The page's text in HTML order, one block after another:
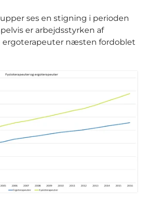
ses en stigning i perioden
er arbejdsstyrken af
ergoterapeuter næsten fordoblet